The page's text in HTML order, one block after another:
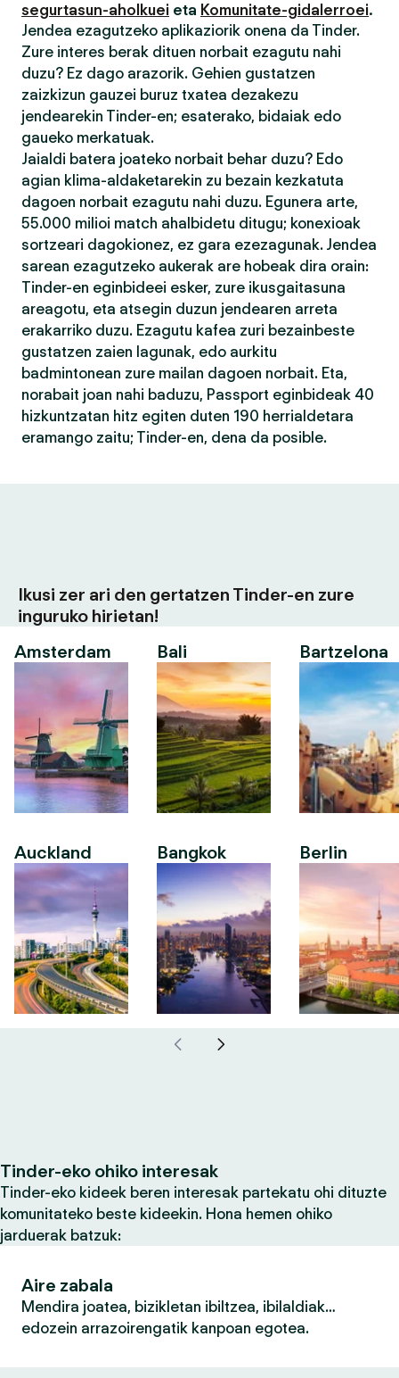
segurtasun-aholkuei eta Komunitate-gidalerroei.
Jendea ezagutzeko aplikaziorik onena da Tinder.
Zure interes berak dituen norbait ezagutu nahi
duzu? Ez dago arazorik. Gehien gustatzen
zaizkizun gauzei buruz txatea dezakezu
jendearekin Tinder-en; esaterako, bidaiak edo
gaueko merkatuak.
Jaialdi batera joateko norbait behar duzu? Edo
agian klima-aldaketarekin zu bezain kezkatuta
dagoen norbait ezagutu nahi duzu. Egunera arte,
55.000 milioi match ahalbidetu ditugu; konexioak
sortzeari dagokionez, ez gara ezezagunak. Jendea
sarean ezagutzeko aukerak are hobeak dira orain:
Tinder-en eginbideei esker, zure ikusgaitasuna
areagotu, eta atsegin duzun jendearen arreta
erakarriko duzu. Ezagutu kafea zuri bezainbeste
gustatzen zaien lagunak, edo aurkitu
badmintonean zure mailan dagoen norbait. Eta,
norabait joan nahi baduzu, Passport eginbideak 40
hizkuntzatan hitz egiten duten 190 herrialdetara
eramango zaitu; Tinder-en, dena da posible.
Ikusi zer ari den gertatzen Tinder-en zure
inguruko hirietan!
Amsterdam
Auckland
Bali
Bangkok
Bartzelona
Berlin
Tinder-eko ohiko interesak
Tinder-eko kideek beren interesak partekatu ohi dituzte
komunitateko beste kideekin. Hona hemen ohiko
jarduerak batzuk:
Aire zabala
Mendira joatea, bizikletan ibiltzea, ibilaldiak…
edozein arrazoirengatik kanpoan egotea.